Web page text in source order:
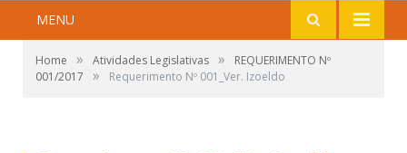
MENU
Home » Atividades Legislativas »
REQUERIMENTO Nº
001/2017
» Requerimento Nº 001_Ver. Izoeldo